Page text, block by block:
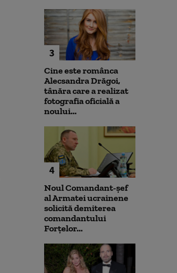
3
Cine este românca
Alecsandra Drăgoi,
tânăra care a realizat
fotografia oficială a
noului...
4
Noul Comandant-șef
al Armatei ucrainene
solicită demiterea
comandantului
Forțelor...